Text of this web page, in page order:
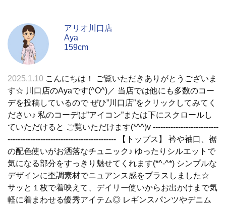
アリオ川口店
Aya
159cm
2025.1.10 こんにちは！ ご覧いただきありがとうございま
す☆ 川口店のAyaです(^O^)／ 当店では他にも多数のコー
デを投稿しているので ぜひ”川口店”をクリックしてみてく
ださい♪ 私のコーデは”アイコン”または下にスクロールし
ていただけると ご覧いただけます(*^^)v --------------------------
------------------------------------------- 【トップス】 衿や袖口、裾
の配色使いがお洒落なチュニック♪ ゆったりシルエットで
気になる部分をすっきり魅せてくれます(*^-^*) シンプルな
デザインに杢調素材でニュアンス感をプラスしました☆
サッと１枚で着映えて、デイリー使いからお出かけまで気
軽に着まわせる優秀アイテム◎ レギンスパンツやデニム